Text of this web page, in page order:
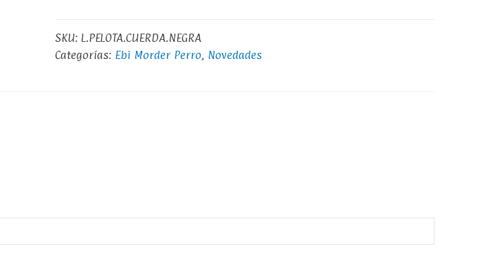
SKU: L.PELOTA.CUERDA.NEGRA
Categorías: Ebi Morder Perro, Novedades